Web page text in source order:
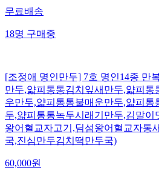
무료배송
18명구매중
[조정애 명인만두] 7호 명인14종 만
만두,얇피통통김치잎새만두,얇피
우만두,얇피통통불매운만두,얇피
두,얇피통통녹두시래기만두,김말이
왕어혈교자고기,딤섬왕어혈교자통
국,진심만두김치떡만두국)
60,000원